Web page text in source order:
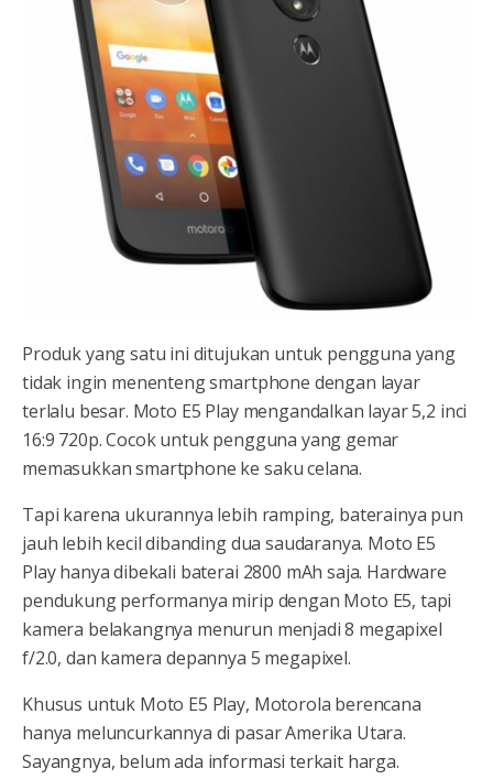
Produk yang satu ini ditujukan untuk pengguna yang
tidak ingin menenteng smartphone dengan layar
terlalu besar. Moto E5 Play mengandalkan layar 5,2 inci
16:9 720p. Cocok untuk pengguna yang gemar
memasukkan smartphone ke saku celana.
Tapi karena ukurannya lebih ramping, baterainya pun
jauh lebih kecil dibanding dua saudaranya. Moto E5
Play hanya dibekali baterai 2800 mAh saja. Hardware
pendukung performanya mirip dengan Moto E5, tapi
kamera belakangnya menurun menjadi 8 megapixel
f/2.0, dan kamera depannya 5 megapixel.
Khusus untuk Moto E5 Play, Motorola berencana
hanya meluncurkannya di pasar Amerika Utara.
Sayangnya, belum ada informasi terkait harga.